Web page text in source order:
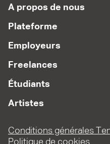
A propos de nous
Plateforme
Employeurs
Freelances
Étudiants
Artistes
Conditions générales
Politique de cookies